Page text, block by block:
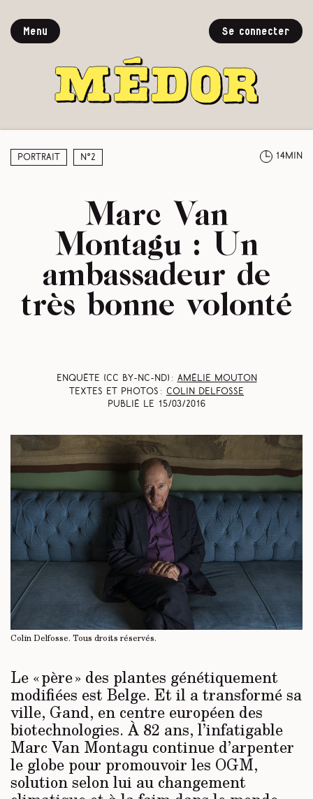
Menu Se connecter
Portrait N°2 14min
Marc Van
Montagu : Un
ambassadeur de
très bonne volonté
Enquête (CC BY-NC-ND) : Amélie Mouton
Textes et photos : Colin Delfosse
Publié le 15/03/2016
Colin Delfosse. Tous droits réservés.
Le « père » des plantes génétiquement
modifiées est Belge. Et il a transformé sa
ville, Gand, en centre européen des
biotechnologies. À 82 ans, l’infatigable
Marc Van Montagu continue d’arpenter
le globe pour promouvoir les OGM,
solution selon lui au changement